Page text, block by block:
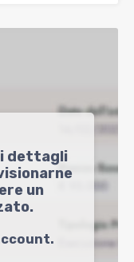
dettagli
un